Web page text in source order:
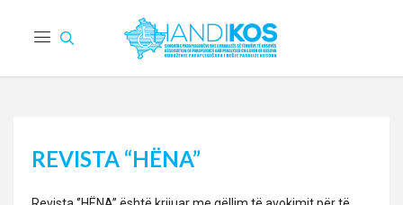
REVISTA “HËNA”